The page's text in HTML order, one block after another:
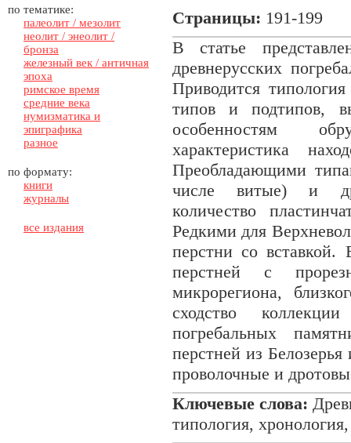
по тематике:
палеолит / мезолит
неолит / энеолит /
бронза
железный век / античная
эпоха
римское время
средние века
нумизматика и
эпиграфика
разное
по формату:
книги
журналы
все издания
Страницы: 191-199
В статье
древнерусских
Приводится
типов и подтипов,
особенностям
характеристика
Преобладающими
числе витые) и
количество
Редкими для
перстни со вставкой.
перстней с
микрорегиона,
сходство
погребальных
перстней из
проволочные и
Ключевые слова:
типология,